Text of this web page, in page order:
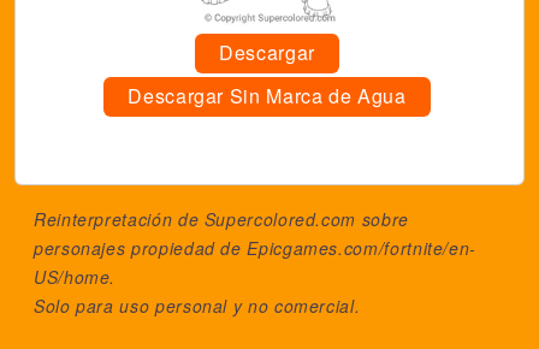
Descargar
Descargar Sin Marca de Agua
Reinterpretación de Supercolored.com sobre
personajes propiedad deEpicgames.com/fortnite/en-
US/home.
Solo para uso personal y no comercial.